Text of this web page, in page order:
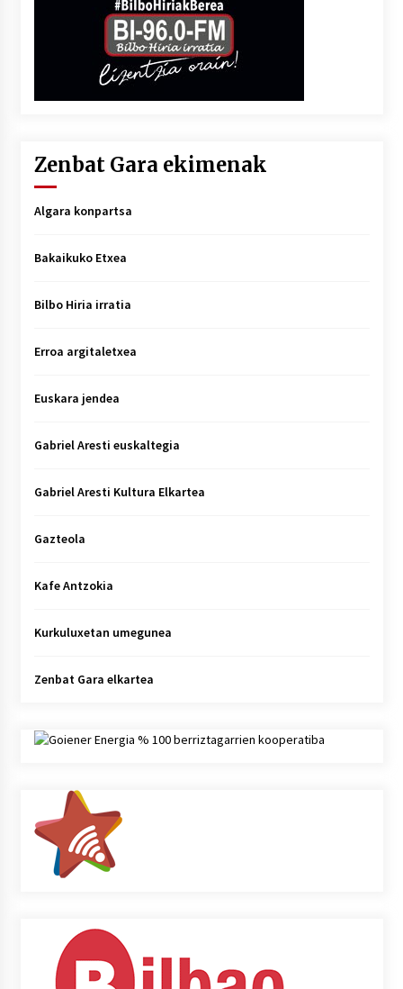
Zenbat Gara ekimenak
Algara konpartsa
Bakaikuko Etxea
Bilbo Hiria irratia
Erroa argitaletxea
Euskara jendea
Gabriel Aresti euskaltegia
Gabriel Aresti Kultura Elkartea
Gazteola
Kafe Antzokia
Kurkuluxetan umegunea
Zenbat Gara elkartea